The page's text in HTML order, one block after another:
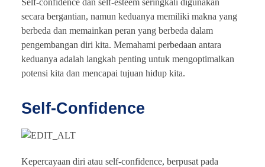
Self-confidence dan self-esteem seringkali digunakan
secara bergantian, namun keduanya memiliki makna yang
berbeda dan memainkan peran yang berbeda dalam
pengembangan diri kita. Memahami perbedaan antara
keduanya adalah langkah penting untuk mengoptimalkan
potensi kita dan mencapai tujuan hidup kita.
Self-Confidence
Kepercayaan diri atau self-confidence, berpusat pada